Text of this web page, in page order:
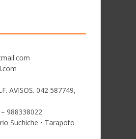
AVISOS. 042 587749,
988338022
Suchiche • Tarapoto